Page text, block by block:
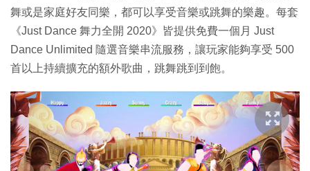
舞或是家庭好友同樂，都可以享受音樂或跳舞的樂趣。每套
《Just Dance 舞力全開 2020》皆提供免費一個月 Just
Dance Unlimited 隨選音樂串流服務，讓玩家能夠享受 500
首以上持續擴充的額外歌曲，跳舞跳到到飽。